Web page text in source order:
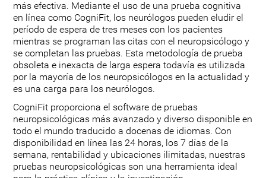
más efectiva. Mediante el uso de una prueba cognitiva
en línea como CogniFit, los neurólogos pueden eludir el
período de espera de tres meses con los pacientes
mientras se programan las citas con el neuropsicólogo y
se completan las pruebas. Esta metodología de prueba
obsoleta e inexacta de larga espera todavía es utilizada
por la mayoría de los neuropsicólogos en la actualidad y
es una carga para los neurólogos.
CogniFit proporciona el software de pruebas
neuropsicológicas más avanzado y diverso disponible en
todo el mundo traducido a docenas de idiomas. Con
disponibilidad en línea las 24 horas, los 7 días de la
semana, rentabilidad y ubicaciones ilimitadas, nuestras
pruebas neuropsicológicas son una herramienta ideal